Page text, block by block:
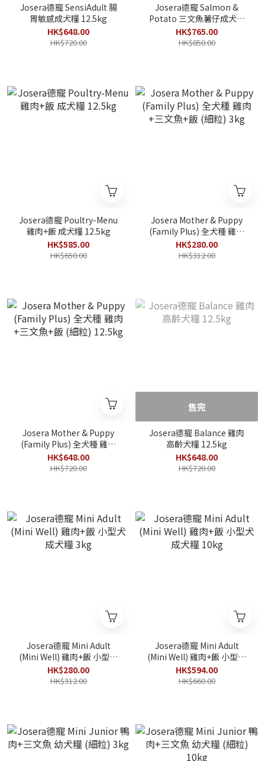
Josera德寵 SensiAdult 腸
胃敏感成犬糧 12.5kg
HK$648.00
HK$720.00
Josera德寵 Salmon &
Potato 三文魚薯仔成犬糧
12.5kg
HK$765.00
HK$850.00
Josera德寵 Poultry-Menu
雞肉+飯 成犬糧 12.5kg
HK$585.00
HK$650.00
Josera Mother & Puppy
(Family Plus) 全犬種 雞肉
+三文魚+飯 (細粒) 3kg
HK$280.00
HK$312.00
Josera Mother & Puppy
(Family Plus) 全犬種 雞肉
+三文魚+飯 (細粒) 12.5kg
HK$648.00
HK$720.00
售完
Josera德寵 Balance 雞肉
高齡犬糧 12.5kg
HK$648.00
HK$720.00
Josera德寵 Mini Adult
(Mini Well) 雞肉+飯 小型犬
成犬糧 3kg
HK$280.00
HK$312.00
Josera德寵 Mini Adult
(Mini Well) 雞肉+飯 小型犬
成犬糧 10kg
HK$594.00
HK$660.00